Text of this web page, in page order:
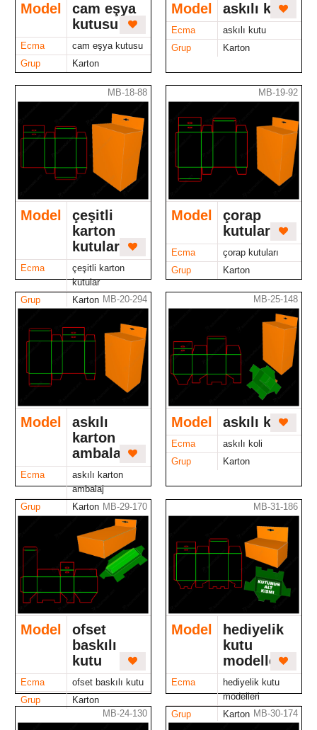
Model
cam eşya
kutusu
Ecma
cam eşya kutusu
Grup
Karton
Model askılı kutu
Ecma
askılı kutu
Grup
Karton
MB-18-88
Model
çeşitli
karton
kutular
Ecma
çeşitli karton
kutular
Grup
Karton
MB-19-92
Model
çorap
kutuları
Ecma
çorap kutuları
Grup
Karton
MB-20-294
Model
askılı
karton
ambalaj
Ecma
askılı karton
ambalaj
Grup
Karton
MB-25-148
Model askılı koli
Ecma
askılı koli
Grup
Karton
MB-29-170
Model
ofset
baskılı
kutu
Ecma
ofset baskılı kutu
Grup
Karton
MB-31-186
Model
hediyelik
kutu
modelleri
Ecma
hediyelik kutu
modelleri
Grup
Karton
MB-24-130 MB-30-174